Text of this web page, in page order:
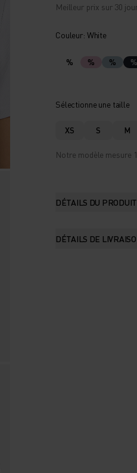
Meilleur prix sur 30
Couleur: White
% % % %
Sélectionne une taille
XS S M
Notre modèle mesure
DÉTAILS DU PRODUIT
DÉTAILS DE